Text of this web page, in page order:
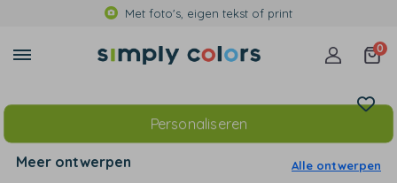
Met foto's, eigen tekst of print
0
Personaliseren
Meer ontwerpen Alle ontwerpen